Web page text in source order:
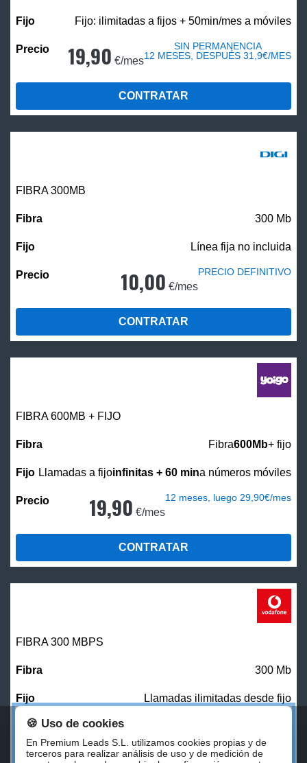
Fijo: ilimitadas a fijos + 50min/mes a móviles
19,90 €/mes
SIN PERMANENCIA
12 MESES, DESPUÉS 31,9€/MES
CONTRATAR
FIBRA 300MB
300 Mb
Línea fija no incluida
10,00 €/mes
PRECIO DEFINITIVO
CONTRATAR
FIBRA 600MB + FIJO
Fibra600Mb+ fijo
Llamadas a fijoinfinitas + 60 mina números móviles
19,90 €/mes
12 meses, luego 29,90€/mes
CONTRATAR
FIBRA 300 MBPS
300 Mb
Llamadas ilimitadas desde fijo
27,00 €/mes
🍪 Uso de cookies
En Premium Leads S.L. utilizamos cookies propias y de
terceros para realizar análisis de uso y de medición de